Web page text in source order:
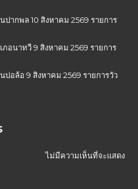
ากพล 10 สิงหาคม 2569 รายการ
อนาทวี 9 สิงหาคม 2569 รายการ
อล้อ 9 สิงหาคม 2569 รายการวัว
ไม่มีความเห็นที่จะแสดง